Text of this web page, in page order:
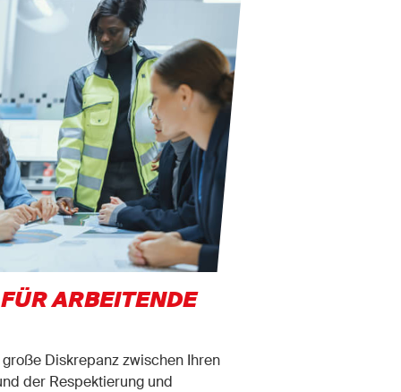
ARBEITENDE
Diskrepanz zwischen Ihren
der Respektierung und